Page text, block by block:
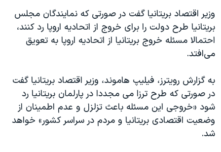
گالری عکس
آرشیو پخش زنده
اعتراضات زن، زندگی، آزادی
مجموعه مستندهای دادخواهی
تریبونال مردمی آبان ۹۸
چهل سال گروگان‌گیری
قانون شفافیت دارائی کادر رهبری ایران
اعتراضات مردمی آبان ۹۸
اسرائیل در جنگ
وزیر اقتصاد بریتانیا گفت در صورتی که نمایندگان مجلس
بریتانیا طرح دولت را برای خروج از اتحادیه اروپا رد کنند،
احتمالا مسئله خروج بریتانیا از اتحادیه اروپا به تعویق
می‌افتد.
به گزارش رویترز، فیلیپ هاموند، وزیر اقتصاد بریتانیا گفت
در صورتی که طرح ترزا می مجددا در پارلمان بریتانیا رد
شود «خروجی این مسئله باعث تزلزل و عدم اطمینان از
وضعیت اقتصادی بریتانیا و مردم در سراسر کشور» خواهد
شد.